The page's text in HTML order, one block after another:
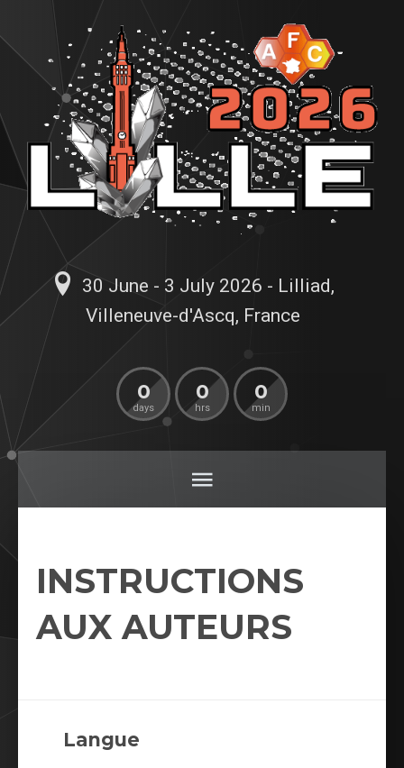
30 June - 3 July 2026 - Lilliad,
Villeneuve-d'Ascq, France
0
days
0
hrs
0
min
INSTRUCTIONS
AUX AUTEURS
Langue